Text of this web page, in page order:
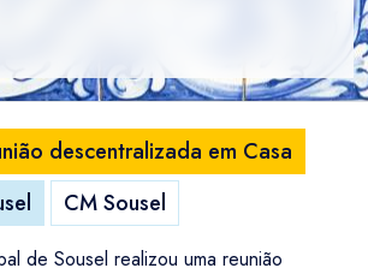
descentralizada em Casa
CM Sousel
de Sousel realizou uma reunião